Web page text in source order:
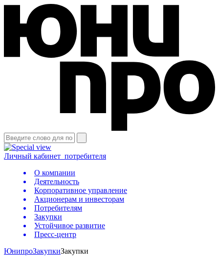
Личный кабинет потребителя
О компании
Деятельность
Корпоративное управление
Акционерам и инвесторам
Потребителям
Закупки
Устойчивое развитие
Пресс-центр
ЮнипроЗакупкиЗакупки